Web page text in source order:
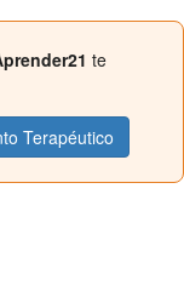
te
Terapéutico